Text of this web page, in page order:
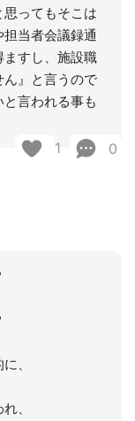
ってもそこは
当者会議録通
ますし、施設職
ん』と言うので
言われる事も
1 0
、
、